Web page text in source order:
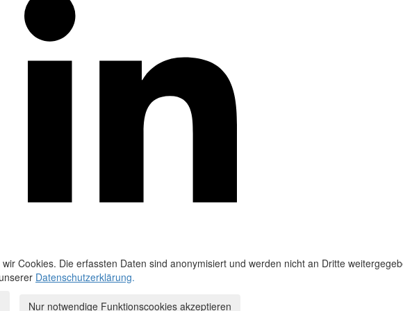
Cookies. Die erfassten Daten sind anonymisiert und werden nicht an Dritte
Datenschutzerklärung.
Nur notwendige Funktionscookies akzeptieren